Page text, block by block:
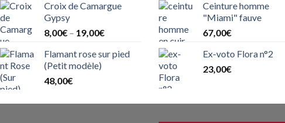
Croix de Camargue
Gypsy
8,00€ – 19,00€
Flamant rose sur pied
(Petit modèle)
48,00€
Ceinture homme
"Miami" fauve
67,00€
Ex-voto Flora n°2
23,00€